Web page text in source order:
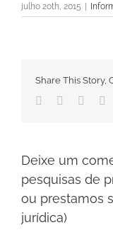
julho 20th, 2015 |
Share This Story,
Facebook
Twitter
Deixe um
pesquisas de
ou prestamos
jurídica)